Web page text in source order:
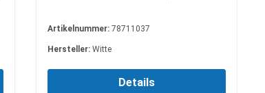
Artikelnummer: 78711037
Hersteller: Witte
Details